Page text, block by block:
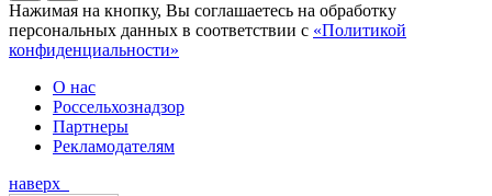
Нажимая на кнопку, Вы соглашаетесь на обработку
персональных данных в соответствии с «Политикой
конфиденциальности»
О нас
Россельхознадзор
Партнеры
Рекламодателям
наверх